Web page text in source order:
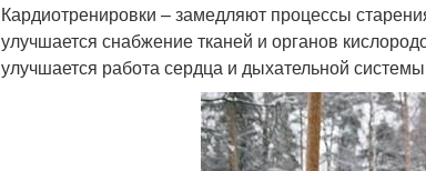
Кардиотренировки – замедляют процессы
улучшается снабжение тканей и органов
улучшается работа сердца и дыхательной